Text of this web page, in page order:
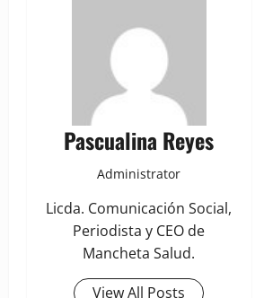
Pascualina Reyes
Administrator
Licda. Comunicación Social,
Periodista y CEO de
Mancheta Salud.
View All Posts